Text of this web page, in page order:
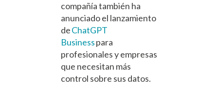
compañía también ha
anunciado el lanzamiento
deChatGPT
Businesspara
profesionales y empresas
que necesitan más
control sobre sus datos.